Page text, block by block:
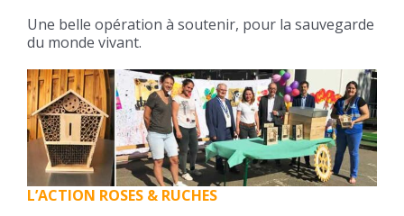
Une belle opération à soutenir, pour la sauvegarde
du monde vivant.
L’ACTION ROSES & RUCHES